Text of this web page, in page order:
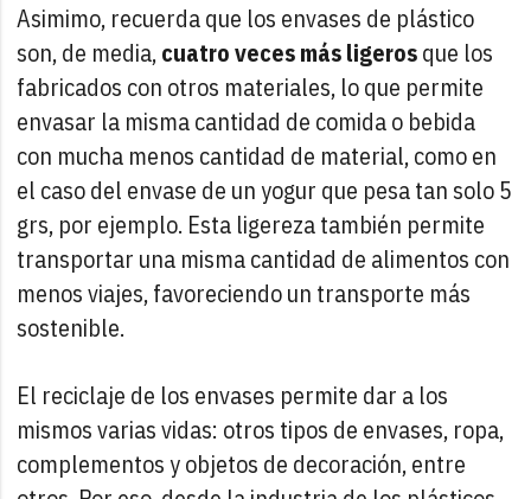
Asimimo, recuerda que los envases de plástico
son, de media,cuatro veces más ligerosque los
fabricados con otros materiales, lo que permite
envasar la misma cantidad de comida o bebida
con mucha menos cantidad de material, como en
el caso del envase de un yogur que pesa tan solo 5
grs, por ejemplo. Esta ligereza también permite
transportar una misma cantidad de alimentos con
menos viajes, favoreciendo un transporte más
sostenible.
El reciclaje de los envases permite dar a los
mismos varias vidas: otros tipos de envases, ropa,
complementos y objetos de decoración, entre